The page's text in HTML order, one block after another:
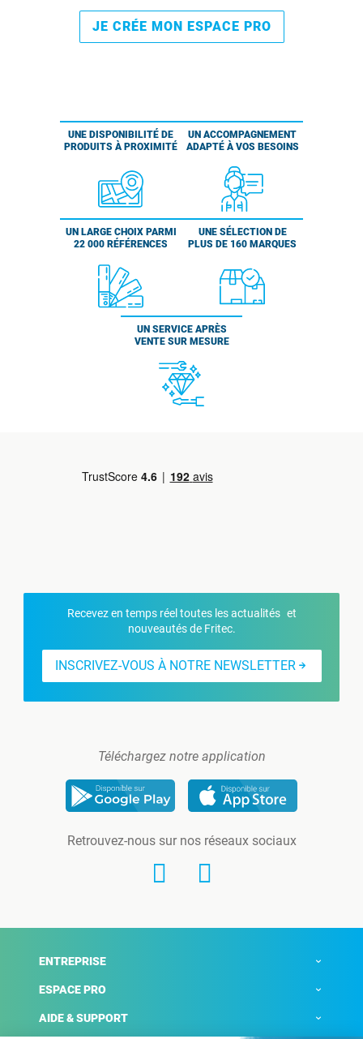
JE CRÉE MON ESPACE PRO
UNE DISPONIBILITÉ DE
PRODUITS À PROXIMITÉ
UN ACCOMPAGNEMENT
ADAPTÉ À VOS BESOINS
UN LARGE CHOIX PARMI
22 000 RÉFÉRENCES
UNE SÉLECTION DE
PLUS DE 160 MARQUES
UN SERVICE APRÈS
VENTE SUR MESURE
Recevez en temps réel toutes les actualités et
nouveautés de Fritec.
INSCRIVEZ-VOUS À NOTRE NEWSLETTER
Téléchargez notre application
Retrouvez-nous sur nos réseaux sociaux
ENTREPRISE
ESPACE PRO
AIDE & SUPPORT